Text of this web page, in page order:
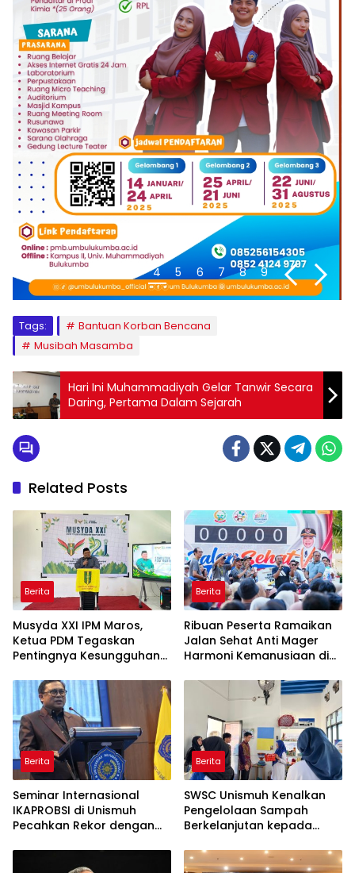
3 4 5 6 7 8 9
Tags:
Bantuan Korban Bencana
Musibah Masamba
Hari Ini Muhammadiyah Gelar Tanwir Secara
Daring, Pertama Dalam Sejarah
Related Posts
Berita
Musyda XXI IPM Maros,
Ketua PDM Tegaskan
Pentingnya Kesungguhan
Berita
Ribuan Peserta Ramaikan
Jalan Sehat Anti Mager
Harmoni Kemanusiaan di
Berita
Seminar Internasional
IKAPROBSI di Unismuh
Pecahkan Rekor dengan
Berita
SWSC Unismuh Kenalkan
Pengelolaan Sampah
Berkelanjutan kepada
Visit